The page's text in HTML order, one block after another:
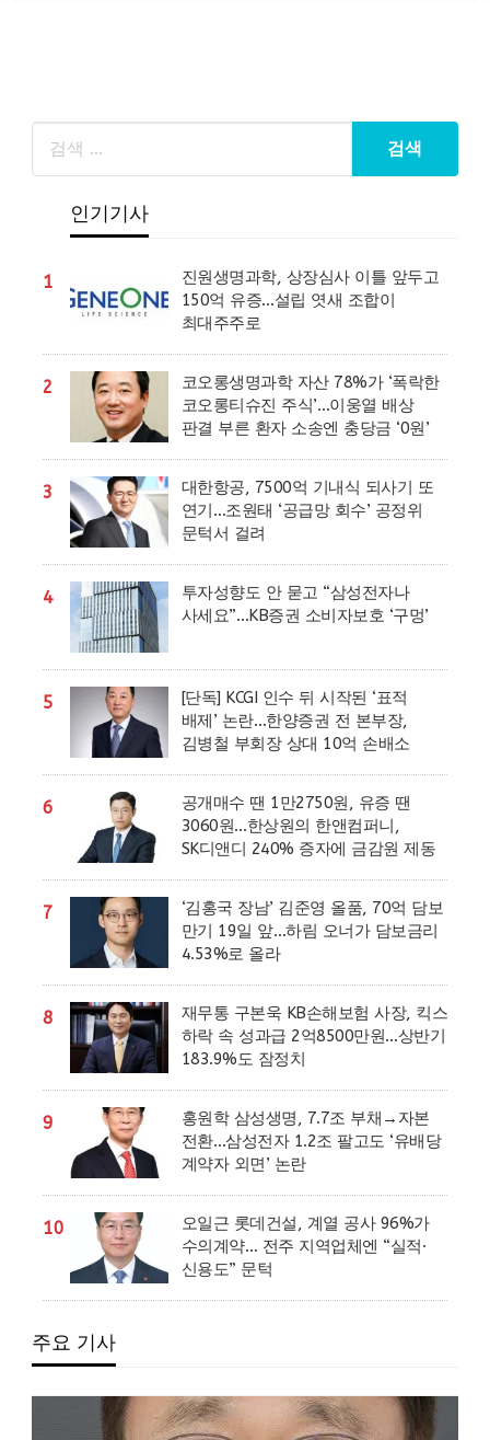
인기기사
1
진원생명과학, 상장심사 이틀 앞두고
150억 유증…설립 엿새 조합이
최대주주로
2
코오롱생명과학 자산 78%가 ‘폭락한
코오롱티슈진 주식’…이웅열 배상
판결 부른 환자 소송엔 충당금 ‘0원’
3
대한항공, 7500억 기내식 되사기 또
연기…조원태 ‘공급망 회수’ 공정위
문턱서 걸려
4
투자성향도 안 묻고 “삼성전자나
사세요”…KB증권 소비자보호 ‘구멍’
5
[단독] KCGI 인수 뒤 시작된 ‘표적
배제’ 논란…한양증권 전 본부장,
김병철 부회장 상대 10억 손배소
6
공개매수 땐 1만2750원, 유증 땐
3060원…한상원의 한앤컴퍼니,
SK디앤디 240% 증자에 금감원 제동
7
‘김홍국 장남’ 김준영 올품, 70억 담보
만기 19일 앞…하림 오너가 담보금리
4.53%로 올라
8
재무통 구본욱 KB손해보험 사장, 킥스
하락 속 성과급 2억8500만원…상반기
183.9%도 잠정치
9
홍원학 삼성생명, 7.7조 부채→자본
전환…삼성전자 1.2조 팔고도 ‘유배당
계약자 외면’ 논란
10
오일근 롯데건설, 계열 공사 96%가
수의계약… 전주 지역업체엔 “실적·
신용도” 문턱
주요 기사